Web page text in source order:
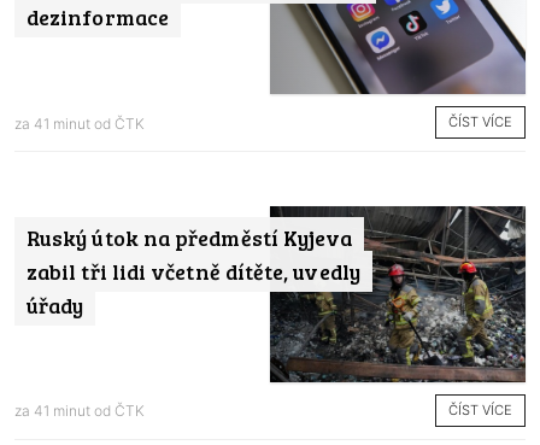
dezinformace
za 41 minut od ČTK ČÍST VÍCE
Ruský útok na předměstí Kyjeva
zabil tři lidi včetně dítěte, uvedly
úřady
za 41 minut od ČTK ČÍST VÍCE